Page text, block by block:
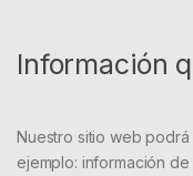
Información
Nuestro sitio web
ejemplo: información